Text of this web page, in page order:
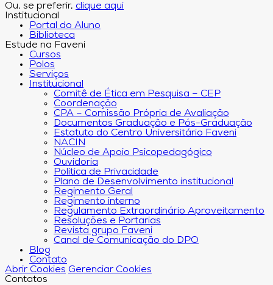
Ou, se preferir, clique aqui
Institucional
Portal do Aluno
Biblioteca
Estude na Faveni
Cursos
Polos
Serviços
Institucional
Comitê de Ética em Pesquisa – CEP
Coordenação
CPA – Comissão Própria de Avaliação
Documentos Graduação e Pós-Graduação
Estatuto do Centro Universitário Faveni
NACIN
Núcleo de Apoio Psicopedagógico
Ouvidoria
Política de Privacidade
Plano de Desenvolvimento institucional
Regimento Geral
Regimento interno
Regulamento Extraordinário Aproveitamento
Resoluções e Portarias
Revista grupo Faveni
Canal de Comunicação do DPO
Blog
Contato
Abrir Cookies Gerenciar Cookies
Contatos